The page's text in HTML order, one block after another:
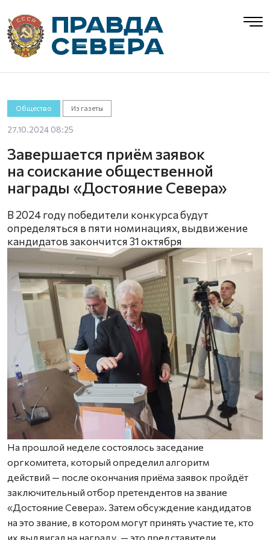
Общество Из газеты
27.10.2024 08:25
Завершается приём заявок
на соискание общественной
награды «Достояние Севера»
В 2024 году победители конкурса будут
определяться в пяти номинациях, выдвижение
кандидатов закончится 31 октября
На прошлой неделе состоялось заседание
оргкомитета, который определил алгоритм
действий — после окончания приёма заявок пройдёт
заключительный отбор претендентов на звание
«Достояние Севера». Затем обсуждение кандидатов
на это звание, в котором могут принять участие те, кто
их выдвигал на награду, — это представители